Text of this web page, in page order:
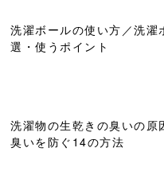
洗濯ボールの使い方／洗濯
選・使うポイント
洗濯物の生乾きの臭いの原
臭いを防ぐ14の方法